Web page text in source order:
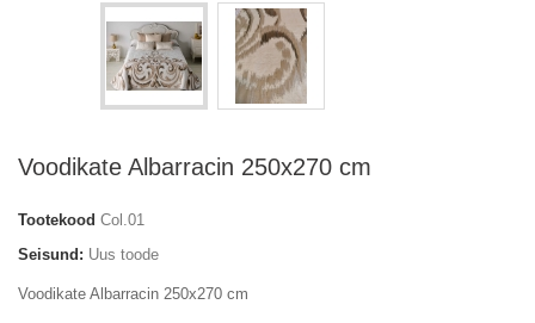
Voodikate Albarracin 250x270 cm
Tootekood Col.01
Seisund: Uus toode
Voodikate Albarracin 250x270 cm